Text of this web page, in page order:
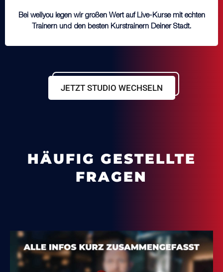
Bei wellyou legen wir großen Wert auf Live-Kurse mit echten
Trainern und den besten Kurstrainern Deiner Stadt.
JETZT STUDIO WECHSELN
HÄUFIG GESTELLTE
FRAGEN